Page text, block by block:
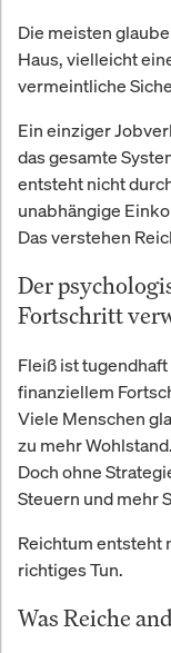
Die meisten
Haus, vielleicht
vermeintliche
Ein einziger
das gesamte
entsteht nicht
unabhängige
Das verstehen
Der
Fortschritt
Fleiß ist
finanziellem
Viele Menschen
zu mehr Wohlstand.
Doch ohne
Steuern und mehr
Reichtum entsteht
richtiges Tun.
Was Reiche